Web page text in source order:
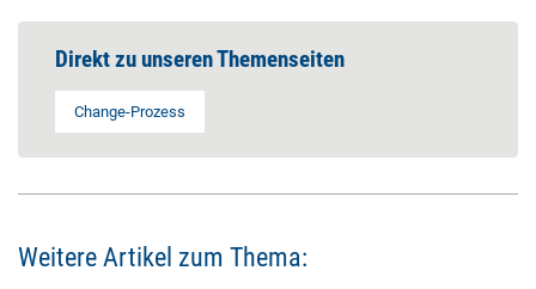
Direkt zu unseren Themenseiten
Change-Prozess
Weitere Artikel zum Thema: